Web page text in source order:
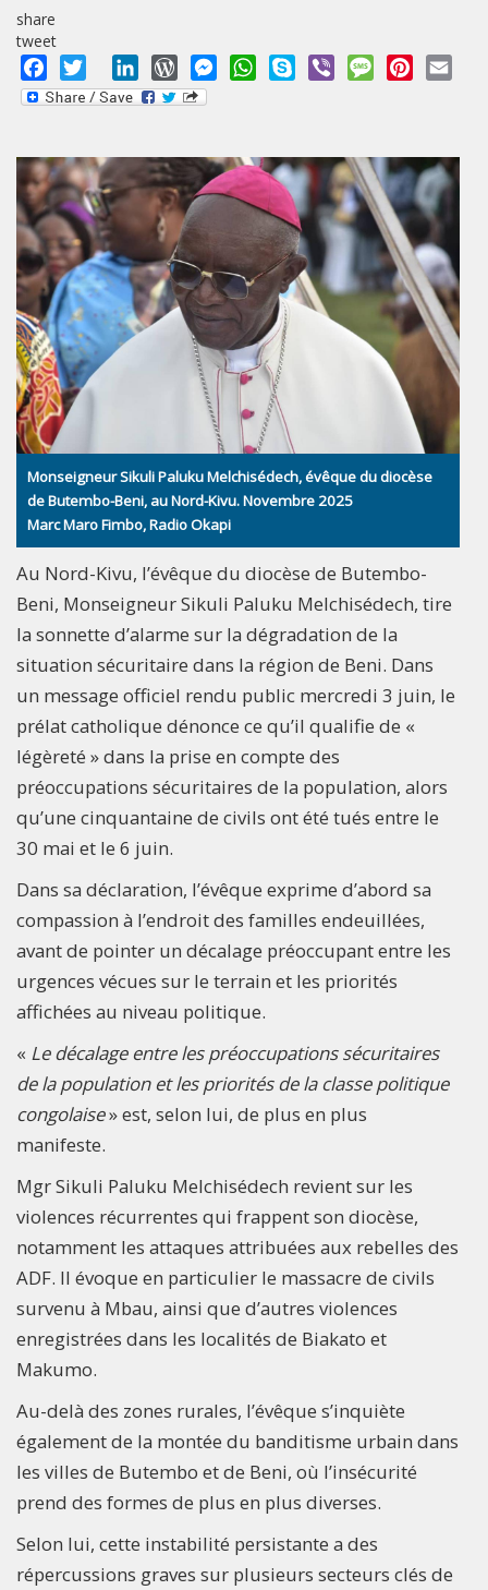
share
tweet
Facebook
Twitter LinkedInWordPressMessengerWhatsApp
Skype Viber MessagePinterest
Monseigneur Sikuli Paluku Melchisédech, évêque du diocèse
de Butembo-Beni, au Nord-Kivu. Novembre 2025
Marc Maro Fimbo, Radio Okapi
Au Nord-Kivu, l’évêque du diocèse de Butembo-
Beni, Monseigneur Sikuli Paluku Melchisédech, tire
la sonnette d’alarme sur la dégradation de la
situation sécuritaire dans la région de Beni. Dans
un message officiel rendu public mercredi 3 juin, le
prélat catholique dénonce ce qu’il qualifie de «
légèreté » dans la prise en compte des
préoccupations sécuritaires de la population, alors
qu’une cinquantaine de civils ont été tués entre le
30 mai et le 6 juin.
Dans sa déclaration, l’évêque exprime d’abord sa
compassion à l’endroit des familles endeuillées,
avant de pointer un décalage préoccupant entre les
urgences vécues sur le terrain et les priorités
affichées au niveau politique.
« Le décalage entre les préoccupations sécuritaires
de la population et les priorités de la classe politique
congolaise» est, selon lui, de plus en plus
manifeste.
Mgr Sikuli Paluku Melchisédech revient sur les
violences récurrentes qui frappent son diocèse,
notamment les attaques attribuées aux rebelles des
ADF. Il évoque en particulier le massacre de civils
survenu à Mbau, ainsi que d’autres violences
enregistrées dans les localités de Biakato et
Makumo.
Au-delà des zones rurales, l’évêque s’inquiète
également de la montée du banditisme urbain dans
les villes de Butembo et de Beni, où l’insécurité
prend des formes de plus en plus diverses.
Selon lui, cette instabilité persistante a des
répercussions graves sur plusieurs secteurs clés de